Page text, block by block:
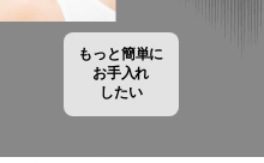
もっと簡単に
お手入れ
したい